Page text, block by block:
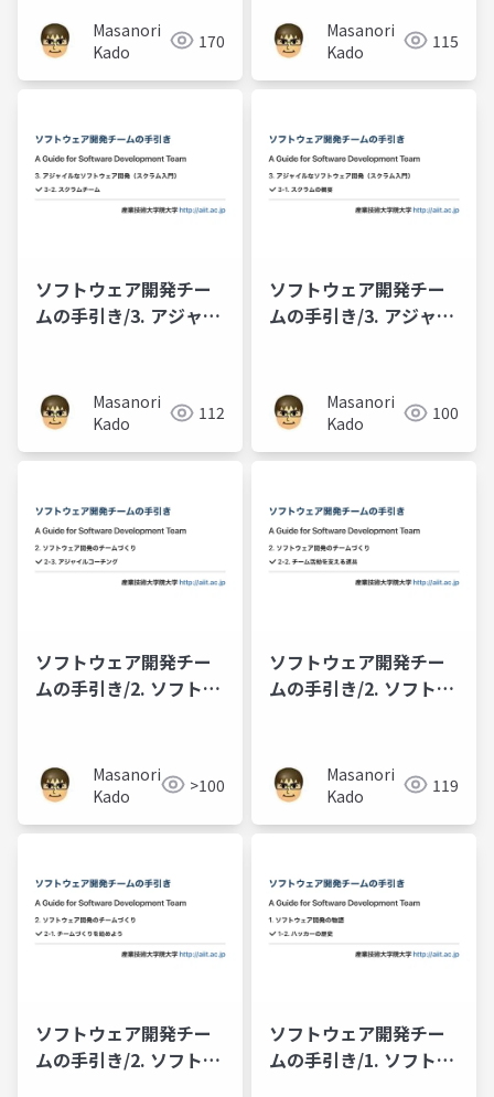
Masanori
Kado
170
スクラムのイベントと
作成物
Masanori
Kado
115
ソフトウェア開発チー
ムの手引き/3. アジャイ
スクラムチーム
Masanori
Kado
112
ソフトウェア開発チー
ムの手引き/3. アジャイ
スクラムの概要
Masanori
Kado
100
ソフトウェア開発チー
ムの手引き/2. ソフトウ
チング
Masanori
Kado
>100
ソフトウェア開発チー
ムの手引き/2. ソフトウ
える道具Masanori
Kado
119
ソフトウェア開発チー
ムの手引き/2. ソフトウ
ソフトウェア開発チー
ムの手引き/1. ソフトウ